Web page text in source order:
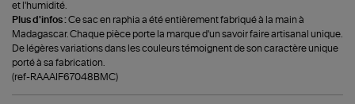
et l'humidité.
Plus d'infos :Ce sac en raphia a été entièrement fabriqué à la main à
Madagascar. Chaque pièce porte la marque d'un savoir faire artisanal unique.
De légères variations dans les couleurs témoignent de son caractère unique
porté à sa fabrication.
(ref-RAAAIF67048BMC)